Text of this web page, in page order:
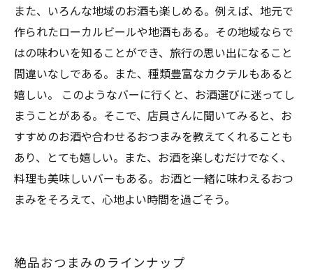
また、いろんな地域のお酒も楽しめる。例えば、地元で
作られたローカルビールや地酒もある。その地域ならで
はの味わいを知ることができ、旅行の思い出になること
間違いなしである。また、種類豊富なカクテルもあると
嬉しい。 このようなバーに行くと、お酒選びに迷ってし
まうことがある。そこで、店員さんに聞いてみると、お
すすめのお酒や合わせるおつまみを教えてくれることも
あり、とても嬉しい。また、お酒を楽しむだけでなく、
料理も美味しいバーもある。お酒と一緒に味わえるおつ
まみをそろえて、心地よい時間を過ごそう。
絶品おつまみのラインナップ